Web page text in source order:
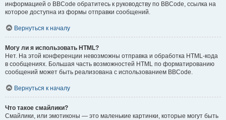
информацией о BBCode обратитесь к руководству по BBCode, ссылка на
которое доступна из формы отправки сообщений.
Вернуться к началу
Могу ли я использовать HTML?
Нет. На этой конференции невозможны отправка и обработка HTML-кода
в сообщениях. Большая часть возможностей HTML по форматированию
сообщений может быть реализована с использованием BBCode.
Вернуться к началу
Что такое смайлики?
Смайлики, или эмотиконы — это маленькие картинки, которые могут быть